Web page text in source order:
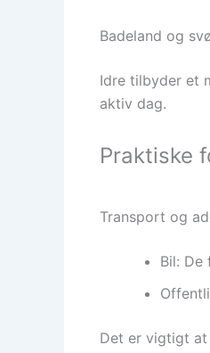
Badeland og
Idre tilbyder et
aktiv dag.
Praktiske
Transport og
Bil: De
Det er vigtigt